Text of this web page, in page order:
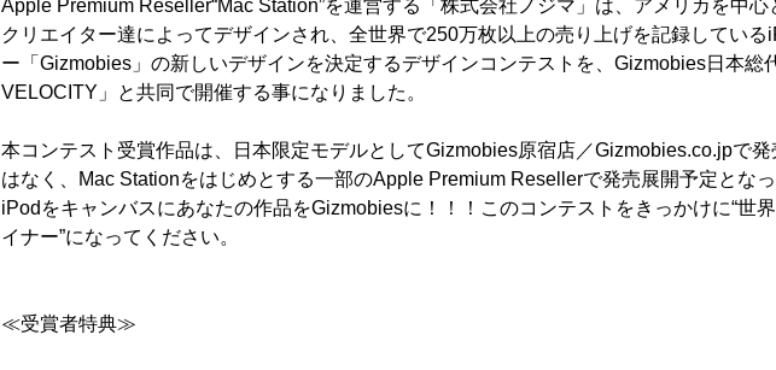
Apple Premium Reseller“Mac Station”を運営する「株式会社ノジマ」は、アメリカを中
クリエイター達によってデザインされ、全世界で250万枚以上の売り上げを記録している
ー「Gizmobies」の新しいデザインを決定するデザインコンテストを、Gizmobies日本総
VELOCITY」と共同で開催する事になりました。
本コンテスト受賞作品は、日本限定モデルとしてGizmobies原宿店／Gizmobies.co.jpで
はなく、Mac Stationをはじめとする一部のApple Premium Resellerで発売展開予定となっ
iPodをキャンバスにあなたの作品をGizmobiesに！！！このコンテストをきっかけに“世
イナー”になってください。
≪受賞者特典≫